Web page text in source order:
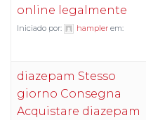
online legalmente
Iniciado por: hampler em:
diazepam Stesso
giorno Consegna
Acquistare diazepam